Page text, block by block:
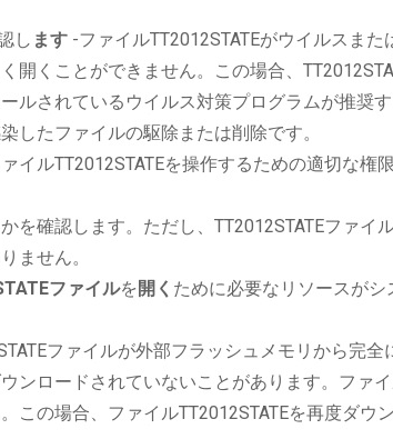
し ます -ファイルTT2012STATEがウイルスまた
開くことができません。この場合、
ルされているウイルス対策プログラムが推奨
したファイルの駆除または削除です。
イルTT2012STATEを操作するための適切な権
を確認します。ただし、TT2012STATEファイ
ません。
ファイルを 開く ために必要なリソースがシ
ファイルが外部フラッシュメモリから完全
ンロードされていないことがあります。ファ
この場合、ファイルTT2012STATEを再度ダウ